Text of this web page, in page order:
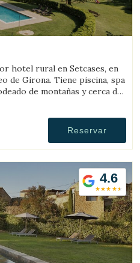
hotel rural en Setcases, en
de Girona. Tiene piscina, spa
de montañas y cerca de
Reservar
4.6